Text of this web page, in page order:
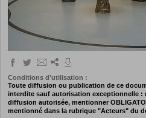
Conditions d'utilisation :
Toute diffusion ou publication de ce
interdite sauf autorisation exceptionnelle :
diffusion autorisée, mentionner
mentionné dans la rubrique "Acteurs" du